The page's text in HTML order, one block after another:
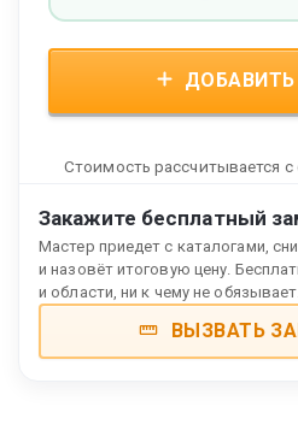
ДОБАВИТЬ
Стоимость рассчитывается с
Закажите бесплатный
Мастер приедет с каталогами,
и назовёт итоговую цену.
и области, ни к чему не обязывает.
ВЫЗВАТЬ